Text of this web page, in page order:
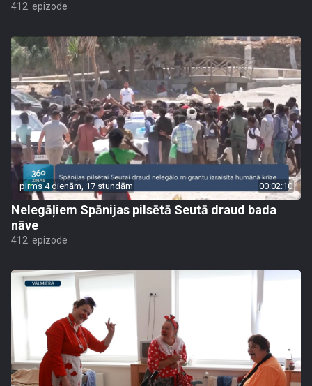
412. epizode
pirms 4 dienām, 17 stundām 00:02:10
Nelegāļiem Spānijas pilsētā Seutā draud bada
nāve
412. epizode